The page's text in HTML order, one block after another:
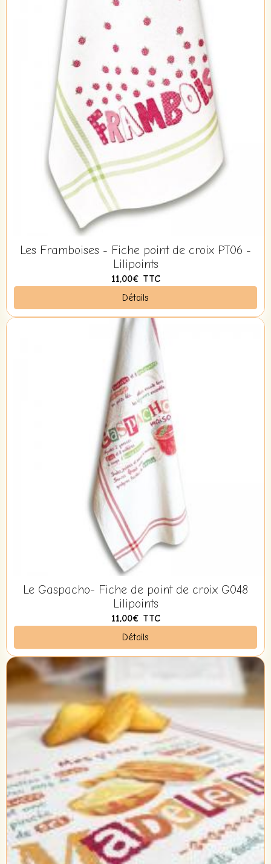
Les Framboises - Fiche point de croix PT06 -
Lilipoints
11,00€ TTC
Détails
Le Gaspacho- Fiche de point de croix G048
Lilipoints
11,00€ TTC
Détails